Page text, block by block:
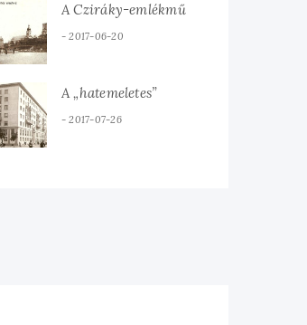
A Cziráky-emlékmű
2017-06-20
A „hatemeletes”
2017-07-26